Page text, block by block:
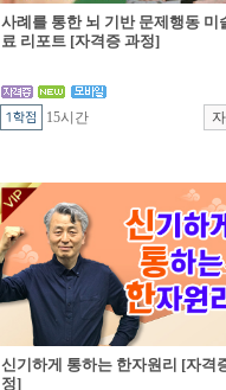
사례를 통한 뇌 기반 문제행동 미
료 리포트 [자격증 과정]
15시간
신기하게 통하는 한자원리 [자격
정]